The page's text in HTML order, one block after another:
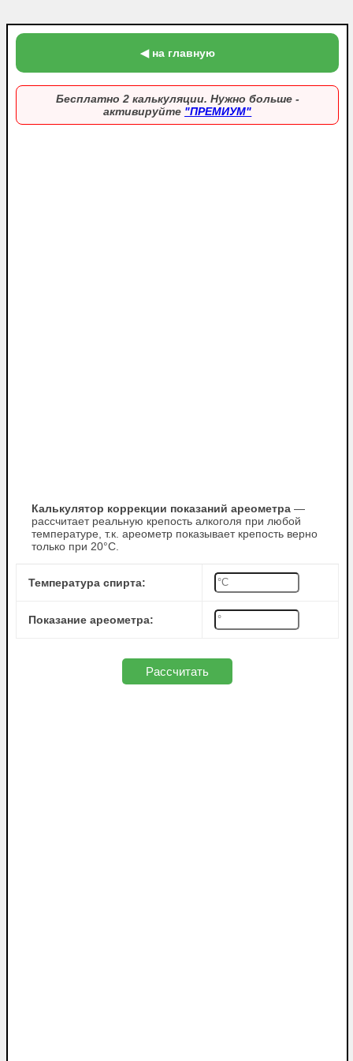
◀ на главную
Бесплатно 2 калькуляции. Нужно больше -
активируйте "ПРЕМИУМ"
Калькулятор коррекции показаний ареометра —
рассчитает реальную крепость алкоголя при любой
температуре, т.к. ареометр показывает крепость верно
только при 20°C.
Температура спирта:
Показание ареометра: